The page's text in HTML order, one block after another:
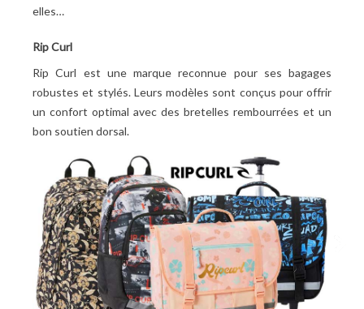
elles…
Rip Curl
Rip Curl est une marque reconnue pour ses bagages
robustes et stylés. Leurs modèles sont conçus pour offrir
un confort optimal avec des bretelles rembourrées et un
bon soutien dorsal.